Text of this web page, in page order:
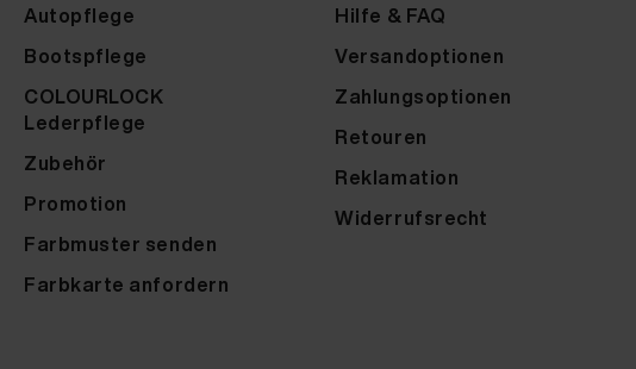
Autopflege
Bootspflege
COLOURLOCK
Lederpflege
Zubehör
Promotion
Farbmuster senden
Farbkarte anfordern
Hilfe & FAQ
Versandoptionen
Zahlungsoptionen
Retouren
Reklamation
Widerrufsrecht